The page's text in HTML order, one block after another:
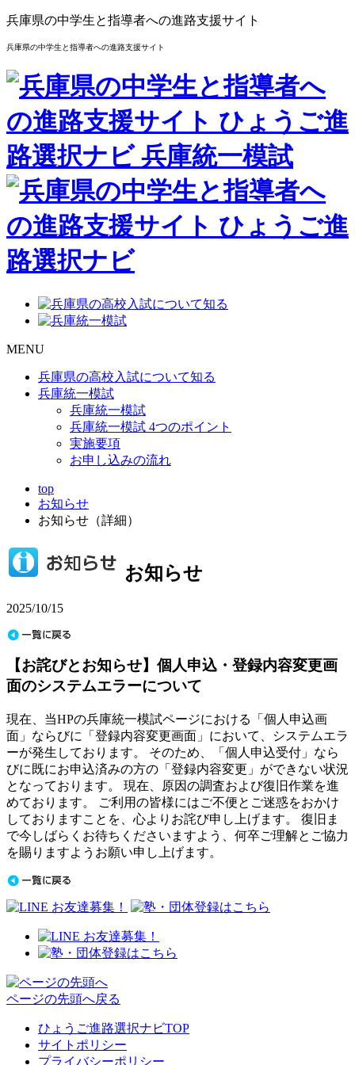
兵庫県の中学生と指導者への進路支援サイト
兵庫県の中学生と指導者への進路支援サイト
MENU
兵庫県の高校入試について知る
兵庫統一模試
兵庫統一模試
兵庫統一模試 4つのポイント
実施要項
お申し込みの流れ
top
お知らせ
お知らせ（詳細）
お知らせ
2025/10/15
【お詫びとお知らせ】個人申込・登録内容変更画
面のシステムエラーについて
現在、当HPの兵庫統一模試ページにおける「個人申込画
面」ならびに「登録内容変更画面」において、システムエラ
ーが発生しております。 そのため、「個人申込受付」なら
びに既にお申込済みの方の「登録内容変更」ができない状況
となっております。 現在、原因の調査および復旧作業を進
めております。 ご利用の皆様にはご不便とご迷惑をおかけ
しておりますことを、心よりお詫び申し上げます。 復旧ま
で今しばらくお待ちくださいますよう、何卒ご理解とご協力
を賜りますようお願い申し上げます。
ページの先頭へ戻る
ひょうご進路選択ナビTOP
サイトポリシー
プライバシーポリシー